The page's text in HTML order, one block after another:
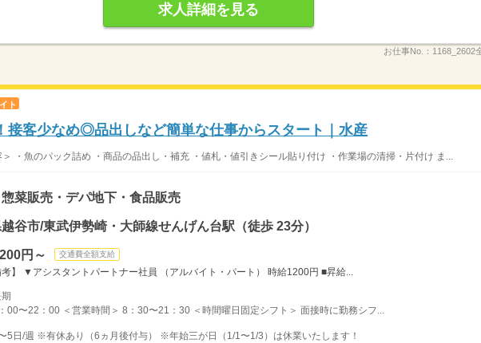
求人詳細を見る
お仕事No.： 1168_2602
ト
接客少なめ◎品出しなど簡単な仕事からスタート｜水産
＞ ・魚のパック詰め ・商品の品出し・補充 ・値札・値引きシール貼り付け ・作業場の清掃・片付け ま...
菜販売・デパ地下・食品販売
谷市/東武伊勢崎・大師線せんげん台駅（徒歩 23分）
円～ 交通費全額支給
考】 ▼アシスタントパートナー社員 （アルバイト・パート） 時給1200円 ■昇給...
期
00〜22：00 ＜営業時間＞ 8：30〜21：30 ＜時間曜日固定シフト＞ 面接時に勤務シフ...
5日/週 ※有休あり（6ヵ月後付与） ※年始三が日（1/1〜1/3）は休業いたします！